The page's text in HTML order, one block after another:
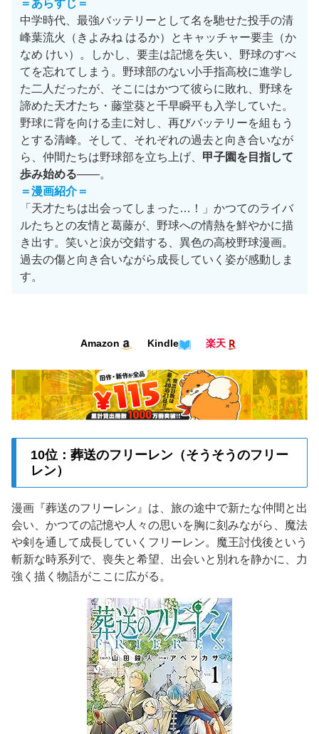
＝あらすじ＝
中学時代、最強バッテリーとして名を馳せた投手の清
峰葉流火（きよみね はるか）とキャッチャー要圭（か
なめ けい）。しかし、要圭は記憶を失い、野球のすべ
てを忘れてしまう。野球部のない小手指高校に進学し
た二人だったが、そこにはかつて彼らに敗れ、野球を
諦めた天才たち・藤堂葵と千早瞬平も入学していた。
野球に背を向ける圭に対し、再びバッテリーを組もう
とする清峰。そして、それぞれの過去と向き合いなが
ら、仲間たちは野球部を立ち上げ、 甲子園を目指して
歩み始める——。
＝漫画紹介＝
「天才たちは出会ってしまった…！」かつてのライバ
ルたちとの友情と葛藤が、野球への情熱を鮮やかに描
き出す。笑いと涙が交錯する、異色の高校野球漫画。
過去の傷と向き合いながら成長していく姿が感動しま
す。
Amazon Kindle 楽天
10位：葬送のフリーレン（そうそうのフリー
レン）
漫画『葬送のフリーレン』は、旅の途中で新たな仲間と出
会い、かつての記憶や人々の思いを胸に刻みながら、魔法
や剣を通して成長していくフリーレン。魔王討伐後という
斬新な時系列で、喪失と希望、出会いと別れを静かに、力
強く描く物語がここに広がる。